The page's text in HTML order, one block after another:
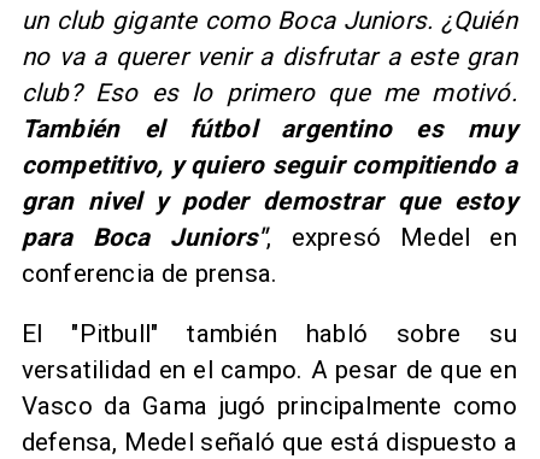
un club gigante como Boca Juniors. ¿Quién
no va a querer venir a disfrutar a este gran
club? Eso es lo primero que me motivó.
También el fútbol argentino es muy
competitivo, y quiero seguir compitiendo a
gran nivel y poder demostrar que estoy
para Boca Juniors", expresó Medel en
conferencia de prensa.
El "Pitbull" también habló sobre su
versatilidad en el campo. A pesar de que en
Vasco da Gama jugó principalmente como
defensa, Medel señaló que está dispuesto a